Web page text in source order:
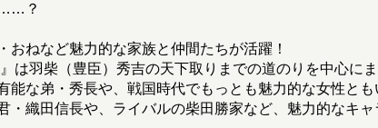
……？
ねなど魅力的な家族と仲間たちが活躍！
は羽柴（豊臣）秀吉の天下取りまでの道のりを中心に
能な弟・秀長や、戦国時代でもっとも魅力的な女性と
・織田信長や、ライバルの柴田勝家など、魅力的なキ